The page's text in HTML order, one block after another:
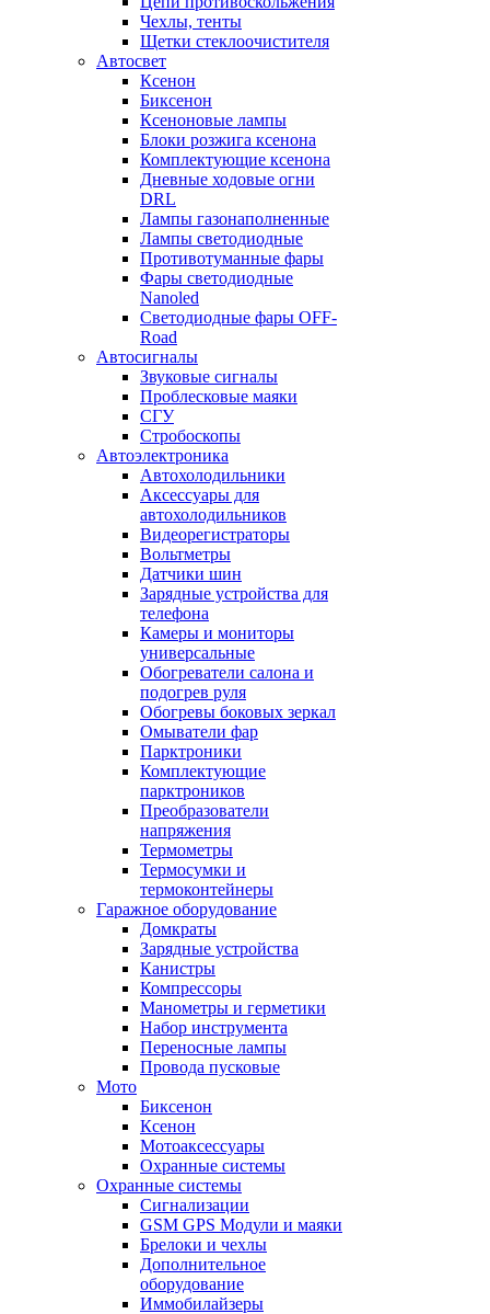
Чехлы, тенты
Щетки стеклоочистителя
Автосвет
Ксенон
Биксенон
Ксеноновые лампы
Блоки розжига ксенона
Комплектующие ксенона
Дневные ходовые огни
DRL
Лампы газонаполненные
Лампы светодиодные
Противотуманные фары
Фары светодиодные
Nanoled
Светодиодные фары OFF-
Road
Автосигналы
Звуковые сигналы
Проблесковые маяки
СГУ
Стробоскопы
Автоэлектроника
Автохолодильники
Аксессуары для
автохолодильников
Видеорегистраторы
Вольтметры
Датчики шин
Зарядные устройства для
телефона
Камеры и мониторы
универсальные
Обогреватели салона и
подогрев руля
Обогревы боковых зеркал
Омыватели фар
Парктроники
Комплектующие
парктроников
Преобразователи
напряжения
Термометры
Термосумки и
термоконтейнеры
Гаражное оборудование
Домкраты
Зарядные устройства
Канистры
Компрессоры
Манометры и герметики
Набор инструмента
Переносные лампы
Провода пусковые
Мото
Биксенон
Ксенон
Мотоаксессуары
Охранные системы
Охранные системы
Сигнализации
GSM GPS Модули и маяки
Брелоки и чехлы
Дополнительное
оборудование
Иммобилайзеры